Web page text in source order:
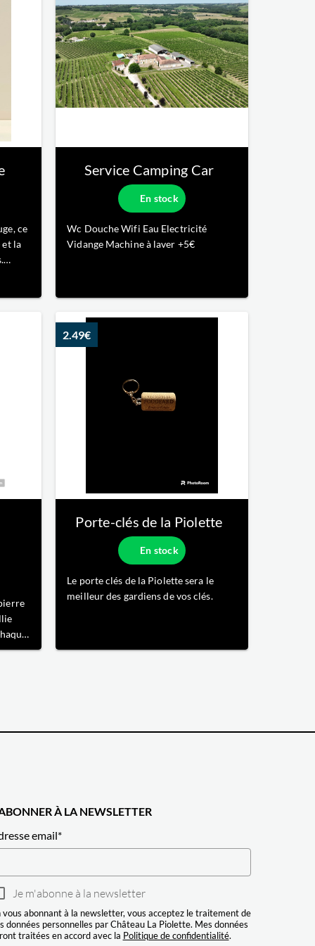
ce
et la
Service Camping Car
En stock
Wc Douche Wifi Eau Electricité
Vidange Machine à laver +5€
a
à
un
2.49€
Porte-clés de la Piolette
En stock
Le porte clés de la Piolette sera le
meilleur des gardiens de vos clés.
À LA NEWSLETTER
email*
Je m'abonne à la newsletter
vous abonnant à la newsletter, vous acceptez le traitement de
données personnelles par Château La Piolette. Mes données
traitées en accord avec la Politique de confidentialité.